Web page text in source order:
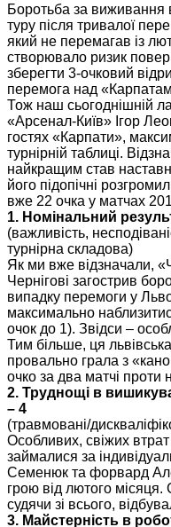
Боротьба за виживання
туру після тривалої
який не перемагав із
створювало ризик
зберегти 3-очковий
перемога над
Тож наш сьогоднішній
«Арсенал-Київ» Ігор
гостях «Карпати»,
турнірній таблиці.
найкращим став
його підопічні
вже 22 очка у матчах
1. Номінальний
(важливість,
турнірна складова)
Як ми вже відзначали,
Чернігові загострив
випадку перемоги у
максимально
очок до 1). Звідси –
Тим більше, ця
провально грала з
очко за два матчі проти
2. Труднощі в
– 4
(травмовані/
Особливих, свіжих
займалися за
Семенюк та форвард
грою від лютого місяця.
судячи зі всього,
3. Майстерність в